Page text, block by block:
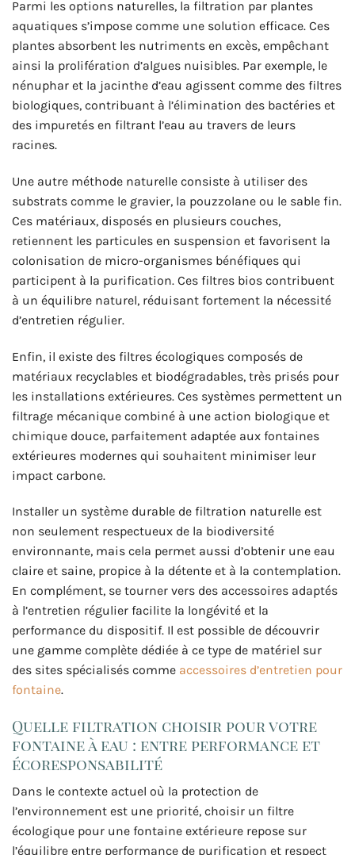
Parmi les options naturelles, la filtration par plantes
aquatiques s’impose comme une solution efficace. Ces
plantes absorbent les nutriments en excès, empêchant
ainsi la prolifération d’algues nuisibles. Par exemple, le
nénuphar et la jacinthe d’eau agissent comme des filtres
biologiques, contribuant à l’élimination des bactéries et
des impuretés en filtrant l’eau au travers de leurs
racines.
Une autre méthode naturelle consiste à utiliser des
substrats comme le gravier, la pouzzolane ou le sable fin.
Ces matériaux, disposés en plusieurs couches,
retiennent les particules en suspension et favorisent la
colonisation de micro-organismes bénéfiques qui
participent à la purification. Ces filtres bios contribuent
à un équilibre naturel, réduisant fortement la nécessité
d’entretien régulier.
Enfin, il existe des filtres écologiques composés de
matériaux recyclables et biodégradables, très prisés pour
les installations extérieures. Ces systèmes permettent un
filtrage mécanique combiné à une action biologique et
chimique douce, parfaitement adaptée aux fontaines
extérieures modernes qui souhaitent minimiser leur
impact carbone.
Installer un système durable de filtration naturelle est
non seulement respectueux de la biodiversité
environnante, mais cela permet aussi d’obtenir une eau
claire et saine, propice à la détente et à la contemplation.
En complément, se tourner vers des accessoires adaptés
à l’entretien régulier facilite la longévité et la
performance du dispositif. Il est possible de découvrir
une gamme complète dédiée à ce type de matériel sur
des sites spécialisés comme accessoires d’entretien pour
fontaine.
Quelle filtration choisir pour votre
fontaine à eau : entre performance et
écoresponsabilité
Dans le contexte actuel où la protection de
l’environnement est une priorité, choisir un filtre
écologique pour une fontaine extérieure repose sur
l’équilibre entre performance de purification et respect